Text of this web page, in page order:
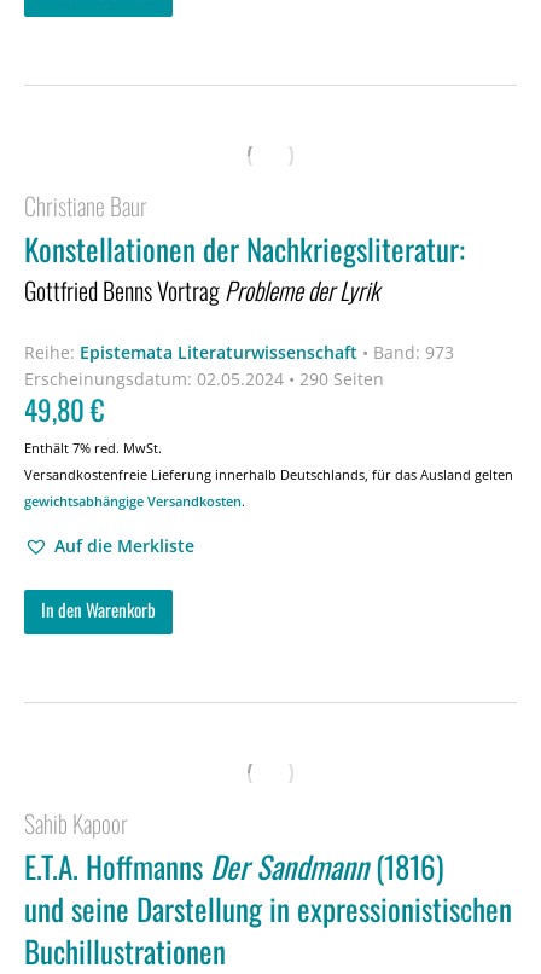
Christiane Baur
Konstellationen der Nachkriegsliteratur:
Gottfried Benns VortragProbleme der Lyrik
Reihe: Epistemata Literaturwissenschaft • Band: 973
Erscheinungsdatum: 02.05.2024 • 290 Seiten
49,80€
Enthält 7% red. MwSt.
Versandkostenfreie Lieferung innerhalb Deutschlands, für das Ausland gelten
gewichtsabhängige Versandkosten.
Auf die Merkliste
In den Warenkorb
Sahib Kapoor
E.T.A. Hoffmanns Der Sandmann(1816)
und seine Darstellung in expressionistischen
Buchillustrationen